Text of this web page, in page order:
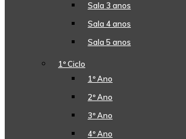
Sala 3 anos
Sala 4 anos
Sala 5 anos
1º Ciclo
1º Ano
2º Ano
3º Ano
4º Ano